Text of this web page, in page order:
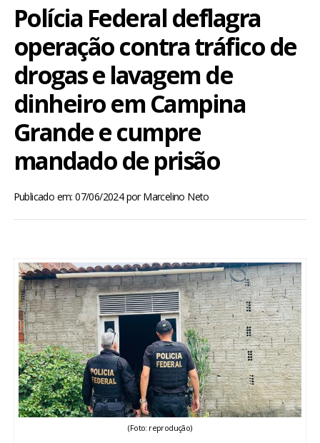
INÍCIO
POMBAL E REGIÃO
PARAÍBA
BRASIL
MUNDO
ENQUETE
TV LPB
FOTOS
COLUNISTAS
Polícia Federal deflagra
operação contra tráfico de
drogas e lavagem de
dinheiro em Campina
Grande e cumpre
mandado de prisão
Publicado em: 07/06/2024porMarcelino Neto
(Foto: reprodução)